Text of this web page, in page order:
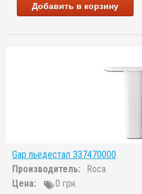
Добавить в корзину
Gap пьедестал 337470000
Производитель:
Roca
Цена:
0 грн.